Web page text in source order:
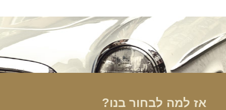
אז למה לבחור בנו?